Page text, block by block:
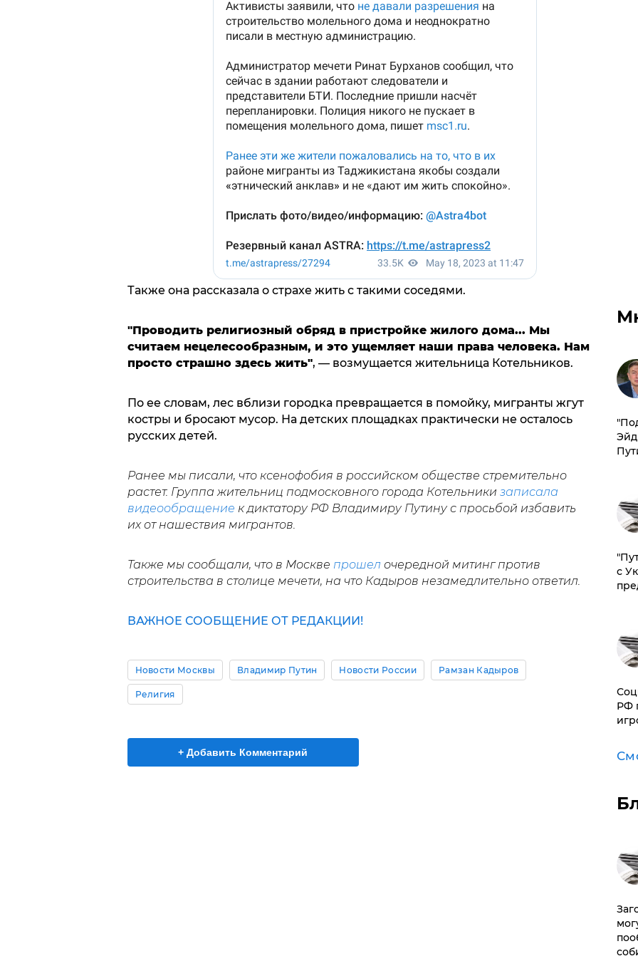
Также она рассказала о страхе жить с такими соседями.
"Проводить религиозный обряд в пристройке жилого дома... Мы
считаем нецелесообразным, и это ущемляет наши права человека. Нам
просто страшно здесь жить", — возмущается жительница Котельников.
По ее словам, лес вблизи городка превращается в помойку, мигранты жгут
костры и бросают мусор. На детских площадках практически не осталось
русских детей.
Ранее мы писали, что ксенофобия в российском обществе стремительно
растет. Группа жительниц подмосковного города Котельники записала
видеообращение к диктатору РФ Владимиру Путину с просьбой избавить
их от нашествия мигрантов.
Также мы сообщали, что в Москве прошел очередной митинг против
строительства в столице мечети, на что Кадыров незамедлительно ответил.
ВАЖНОЕ СООБЩЕНИЕ ОТ РЕДАКЦИИ!
Новости Москвы Владимир Путин Новости России Рамзан Кадыров
Религия
+ Добавить Комментарий
с
РФ